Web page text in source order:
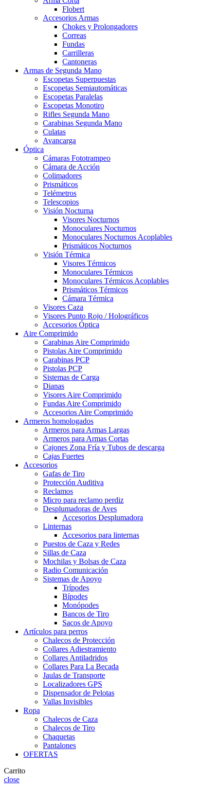
Flobert
Accesorios Armas
Chokes y Prolongadores
Correas
Fundas
Carrilleras
Cantoneras
Armas de Segunda Mano
Escopetas Superpuestas
Escopetas Semiautomáticas
Escopetas Paralelas
Escopetas Monotiro
Rifles Segunda Mano
Carabinas Segunda Mano
Culatas
Avancarga
Óptica
Cámaras Fototrampeo
Cámara de Acción
Colimadores
Prismáticos
Telémetros
Telescopios
Visión Nocturna
Visores Nocturnos
Monoculares Nocturnos
Monoculares Nocturnos Acoplables
Prismáticos Nocturnos
Visión Térmica
Visores Térmicos
Monoculares Térmicos
Monoculares Térmicos Acoplables
Prismáticos Térmicos
Cámara Térmica
Visores Caza
Visores Punto Rojo / Holográficos
Accesorios Óptica
Aire Comprimido
Carabinas Aire Comprimido
Pistolas Aire Comprimido
Carabinas PCP
Pistolas PCP
Sistemas de Carga
Dianas
Visores Aire Comprimido
Fundas Aire Comprimido
Accesorios Aire Comprimido
Armeros homologados
Armeros para Armas Largas
Armeros para Armas Cortas
Cajones Zona Fría y Tubos de descarga
Cajas Fuertes
Accesorios
Gafas de Tiro
Protección Auditiva
Reclamos
Micro para reclamo perdiz
Desplumadoras de Aves
Accesorios Desplumadora
Linternas
Accesorios para linternas
Puestos de Caza y Redes
Sillas de Caza
Mochilas y Bolsas de Caza
Radio Comunicación
Sistemas de Apoyo
Trípodes
Bípodes
Monópodes
Bancos de Tiro
Sacos de Apoyo
Artículos para perros
Chalecos de Protección
Collares Adiestramiento
Collares Antiladridos
Collares Para La Becada
Jaulas de Transporte
Localizadores GPS
Dispensador de Pelotas
Vallas Invisibles
Ropa
Chalecos de Caza
Chalecos de Tiro
Chaquetas
Pantalones
OFERTAS
Carrito
close